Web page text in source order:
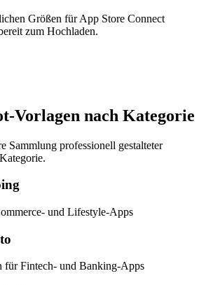
Größen für App Store Connect
zum Hochladen.
Vorlagen nach Kategorie
Sammlung professionell gestalteter
und Lifestyle-Apps
für Fintech- und Banking-Apps